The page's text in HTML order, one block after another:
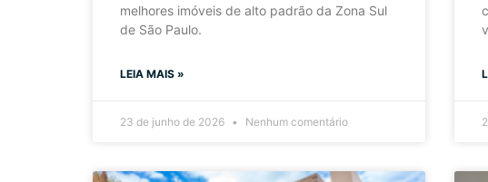
melhores imóveis de alto padrão da Zona Sul
de São Paulo.
LEIA MAIS »
23 de junho de 2026 Nenhum comentário